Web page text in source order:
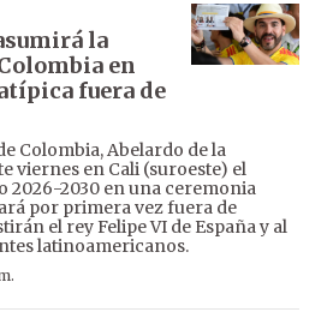
la
en
fuera de
Colombia, Abelardo de la
viernes en Cali (suroeste) el
2026-2030 en una ceremonia
por primera vez fuera de
el rey Felipe VI de España y al
latinoamericanos.